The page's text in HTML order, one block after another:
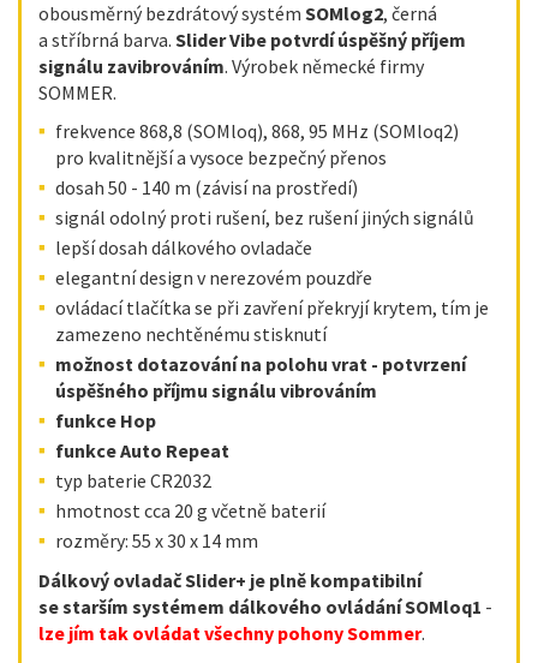
obousměrný bezdrátový systém SOMlog2, černá
a stříbrná barva. Slider Vibe potvrdí úspěšný příjem
signálu zavibrováním. Výrobek německé firmy
SOMMER.
frekvence 868,8 (SOMloq), 868, 95 MHz (SOMloq2)
pro kvalitnější a vysoce bezpečný přenos
dosah 50 - 140 m (závisí na prostředí)
signál odolný proti rušení, bez rušení jiných signálů
lepší dosah dálkového ovladače
elegantní design v nerezovém pouzdře
ovládací tlačítka se při zavření překryjí krytem, tím je
zamezeno nechtěnému stisknutí
možnost dotazování na polohu vrat - potvrzení
úspěšného příjmu signálu vibrováním
funkce Hop
funkce Auto Repeat
typ baterie CR2032
hmotnost cca 20 g včetně baterií
rozměry: 55 x 30 x 14 mm
Dálkový ovladač Slider+ je plně kompatibilní
se starším systémem dálkového ovládání SOMloq1 -
lze jím tak ovládat všechny pohony Sommer.